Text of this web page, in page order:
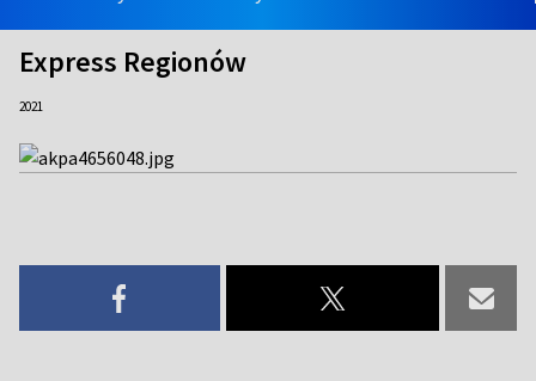
Express Regionów
2021